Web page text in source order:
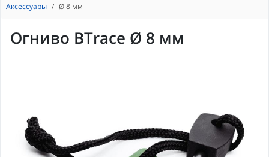
Аксессуары Ø 8 мм
Огниво BTrace Ø 8 мм